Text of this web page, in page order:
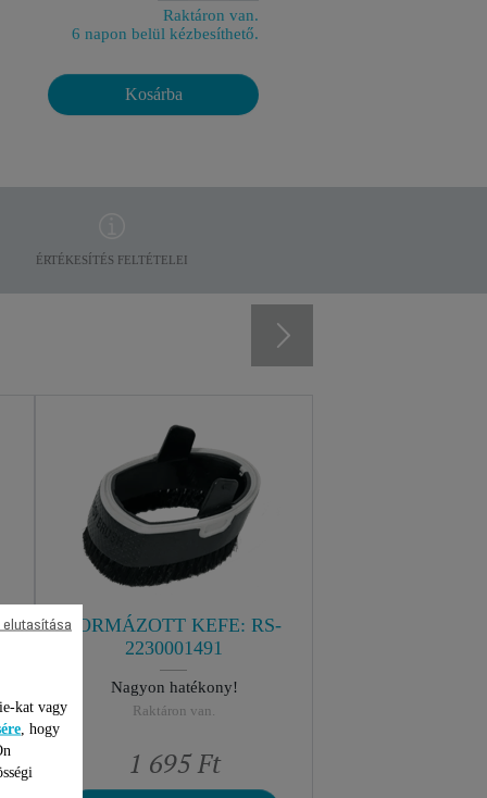
Raktáron van.
6 napon belül kézbesíthető.
Kosárba
ÉRTÉKESÍTÉS FELTÉTELEI
FORMÁZOTT KEFE: RS-
2230001491
Nagyon hatékony!
Raktáron van.
1 695 Ft
kat vagy
, hogy
elutasítása